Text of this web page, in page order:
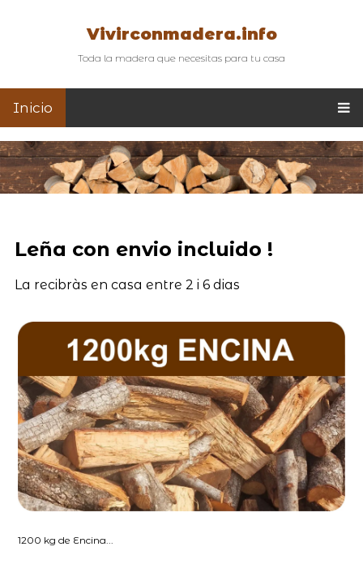
Vivirconmadera.info
Toda la madera que necesitas para tu casa
Inicio
Leña con envio incluido !
La recibràs en casa entre 2 i 6 dias
1200 kg de Encina...